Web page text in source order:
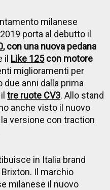
milanese
porta al debutto il
, con una nuova pedana
il Like 125con motore
miglioramenti per
anni dalla prima
iltre ruote CV3. Allo stand
anche visto il nuovo
versione con traction
in Italia brand
Il marchio
milanese il nuovo